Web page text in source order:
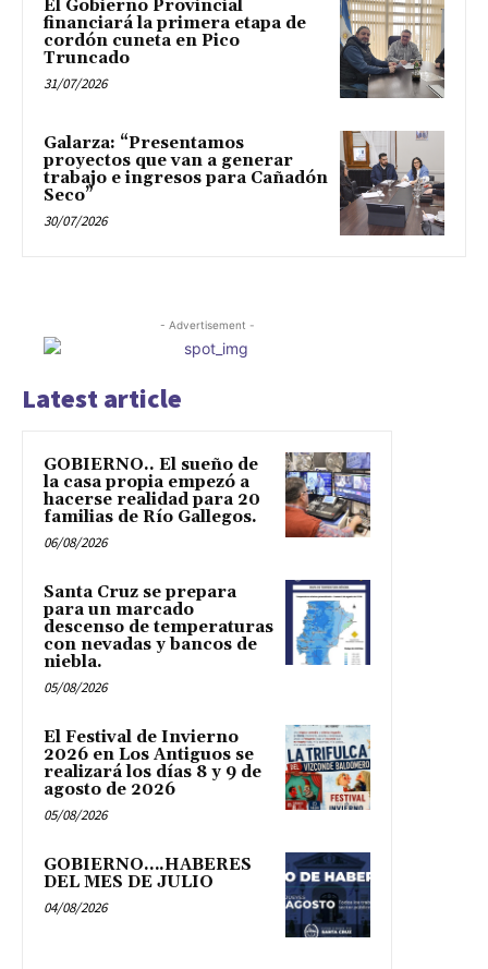
El Gobierno Provincial
financiará la primera etapa de
cordón cuneta en Pico
Truncado
31/07/2026
Galarza: “Presentamos
proyectos que van a generar
trabajo e ingresos para Cañadón
Seco”
30/07/2026
- Advertisement -
Latest article
GOBIERNO.. El sueño de
la casa propia empezó a
hacerse realidad para 20
familias de Río Gallegos.
06/08/2026
Santa Cruz se prepara
para un marcado
descenso de temperaturas
con nevadas y bancos de
niebla.
05/08/2026
El Festival de Invierno
2026 en Los Antiguos se
realizará los días 8 y 9 de
agosto de 2026
05/08/2026
GOBIERNO….HABERES
DEL MES DE JULIO
04/08/2026